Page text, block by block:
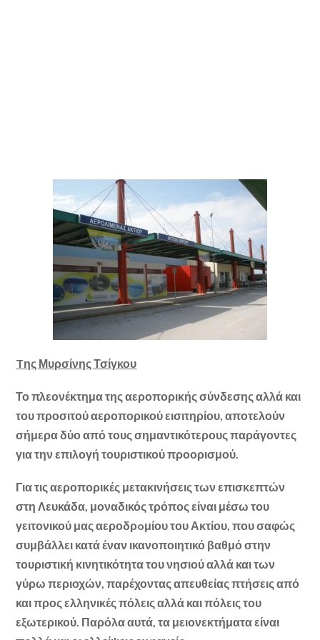
Tης Μυρσίνης Τσίγκου
Το πλεονέκτημα της αεροπορικής σύνδεσης αλλά και
του προσιτού αεροπορικού εισιτηρίου, αποτελούν
σήμερα δύο από τους σημαντικότερους παράγοντες
για την επιλογή τουριστικού προορισμού.
Για τις αεροπορικές μετακινήσεις των επισκεπτών
στη Λευκάδα, μοναδικός τρόπος είναι μέσω του
γειτονικού μας αεροδρoμίου του Ακτίου, που σαφώς
συμβάλλει κατά έναν ικανοποιητικό βαθμό στην
τουριστική κινητικότητα του νησιού αλλά και των
γύρω περιοχών, παρέχοντας απευθείας πτήσεις από
και προς ελληνικές πόλεις αλλά και πόλεις του
εξωτερικού. Παρόλα αυτά, τα μειονεκτήματα είναι